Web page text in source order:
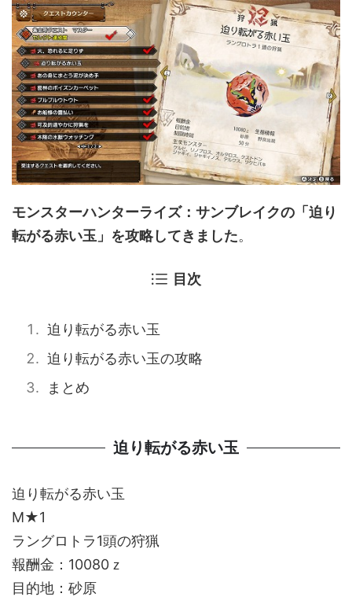
モンスターハンターライズ：サンブレイクの「迫り
転がる赤い玉」を攻略してきました。
目次
迫り転がる赤い玉
迫り転がる赤い玉の攻略
まとめ
迫り転がる赤い玉
迫り転がる赤い玉
M★1
ラングロトラ1頭の狩猟
報酬金：10080ｚ
目的地：砂原